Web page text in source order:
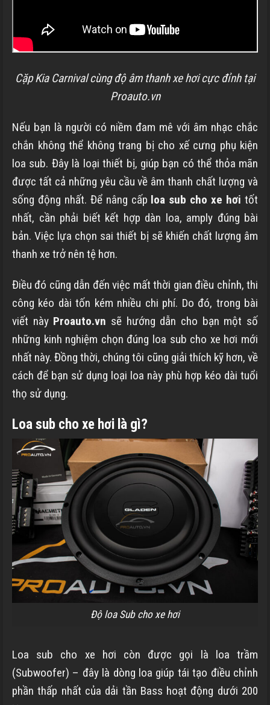
Cặp Kia Carnival cùng độ âm thanh xe hơi cực đỉnh tại
Proauto.vn
Nếu bạn là người có niềm đam mê với âm nhạc chắc
chắn không thể không trang bị cho xế cưng phụ kiện
loa sub. Đây là loại thiết bị, giúp bạn có thể thỏa mãn
được tất cả những yêu cầu về âm thanh chất lượng và
sống động nhất. Để nâng cấp loa sub cho xe hơi tốt
nhất, cần phải biết kết hợp dàn loa, amply đúng bài
bản. Việc lựa chọn sai thiết bị sẽ khiến chất lượng âm
thanh xe trở nên tệ hơn.
Điều đó cũng dẫn đến việc mất thời gian điều chỉnh, thi
công kéo dài tốn kém nhiều chi phí. Do đó, trong bài
viết này Proauto.vn sẽ hướng dẫn cho bạn một số
những kinh nghiệm chọn đúng loa sub cho xe hơi mới
nhất này. Đồng thời, chúng tôi cũng giải thích kỹ hơn, về
cách để bạn sử dụng loại loa này phù hợp kéo dài tuổi
thọ sử dụng.
Loa sub cho xe hơi là gì?
Độ loa Sub cho xe hơi
Loa sub cho xe hơi còn được gọi là loa trầm
(Subwoofer) – đây là dòng loa giúp tái tạo điều chỉnh
phần thấp nhất của dải tần Bass hoạt động dưới 200